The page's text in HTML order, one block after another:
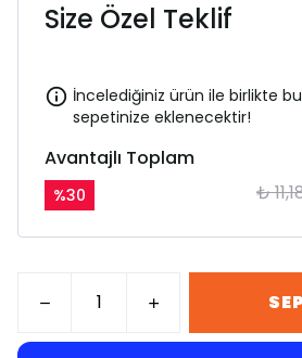
Size Özel Teklif
İncelediğiniz ürün ile birlikte
sepetinize eklenecektir!
Avantajlı Toplam
%30 ₺